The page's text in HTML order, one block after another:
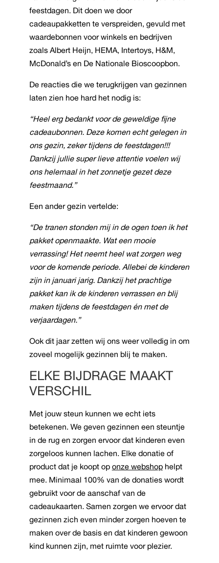
feestdagen. Dit doen we door
cadeaupakketten te verspreiden, gevuld met
waardebonnen voor winkels en bedrijven
zoals Albert Heijn, HEMA, Intertoys, H&M,
McDonald’s en De Nationale Bioscoopbon.
De reacties die we terugkrijgen van gezinnen
laten zien hoe hard het nodig is:
“Heel erg bedankt voor de geweldige fijne
cadeaubonnen. Deze komen echt gelegen in
ons gezin, zeker tijdens de feestdagen!!!
Dankzij jullie super lieve attentie voelen wij
ons helemaal in het zonnetje gezet deze
feestmaand.”
Een ander gezin vertelde:
“De tranen stonden mij in de ogen toen ik het
pakket openmaakte. Wat een mooie
verrassing! Het neemt heel wat zorgen weg
voor de komende periode. Allebei de kinderen
zijn in januari jarig. Dankzij het prachtige
pakket kan ik de kinderen verrassen en blij
maken tijdens de feestdagen én met de
verjaardagen.”
Ook dit jaar zetten wij ons weer volledig in om
zoveel mogelijk gezinnen blij te maken.
ELKE BIJDRAGE MAAKT
VERSCHIL
Met jouw steun kunnen we echt iets
betekenen. We geven gezinnen een steuntje
in de rug en zorgen ervoor dat kinderen even
zorgeloos kunnen lachen. Elke donatie of
product dat je koopt op onze webshophelpt
mee. Minimaal 100% van de donaties wordt
gebruikt voor de aanschaf van de
cadeaukaarten. Samen zorgen we ervoor dat
gezinnen zich even minder zorgen hoeven te
maken over de basis en dat kinderen gewoon
kind kunnen zijn, met ruimte voor plezier.